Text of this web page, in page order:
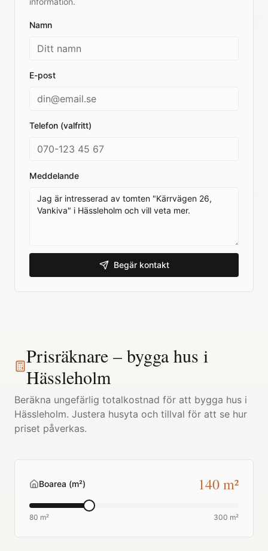
Namn
E-post
Telefon (valfritt)
Meddelande
Begär kontakt
Prisräknare – bygga hus i
Hässleholm
Beräkna ungefärlig totalkostnad för att bygga hus i
Hässleholm. Justera husyta och tillval för att se hur
priset påverkas.
Boarea (m²) 140m²
80 m² 300 m²